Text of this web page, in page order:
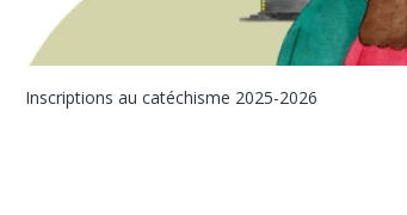
Inscriptions au catéchisme 2025-2026